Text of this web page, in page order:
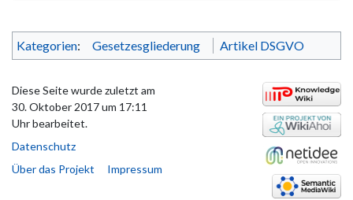
Kategorien: Gesetzesgliederung Artikel DSGVO
Diese Seite wurde zuletzt am
30. Oktober 2017 um 17:11
Uhr bearbeitet.
Datenschutz
Über das Projekt
Impressum